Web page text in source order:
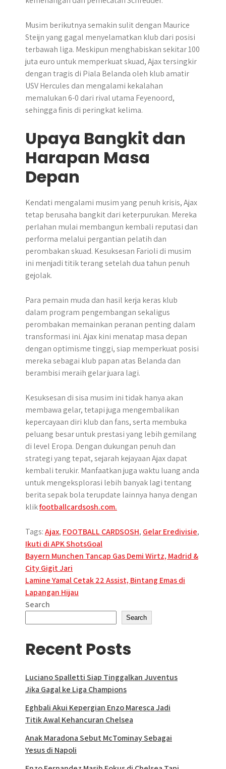
Musim berikutnya semakin sulit dengan Maurice
Steijn yang gagal menyelamatkan klub dari posisi
terbawah liga. Meskipun menghabiskan sekitar 100
juta euro untuk memperkuat skuad, Ajax tersingkir
dengan tragis di Piala Belanda oleh klub amatir
USV Hercules dan mengalami kekalahan
memalukan 6-0 dari rival utama Feyenoord,
sehingga finis di peringkat kelima.
Upaya Bangkit dan
Harapan Masa
Depan
Kendati mengalami musim yang penuh krisis, Ajax
tetap berusaha bangkit dari keterpurukan. Mereka
perlahan mulai membangun kembali reputasi dan
performa melalui pergantian pelatih dan
perombakan skuad. Kesuksesan Farioli di musim
ini menjadi titik terang setelah dua tahun penuh
gejolak.
Para pemain muda dan hasil kerja keras klub
dalam program pengembangan sekaligus
perombakan memainkan peranan penting dalam
transformasi ini. Ajax kini menatap masa depan
dengan optimisme tinggi, siap memperkuat posisi
mereka sebagai klub papan atas Belanda dan
berambisi meraih gelar juara lagi.
Kesuksesan di sisa musim ini tidak hanya akan
membawa gelar, tetapi juga mengembalikan
kepercayaan diri klub dan fans, serta membuka
peluang besar untuk prestasi yang lebih gemilang
di level Eropa. Dengan dukungan penuh dan
strategi yang tepat, sejarah kejayaan Ajax dapat
kembali terukir. Manfaatkan juga waktu luang anda
untuk mengeksplorasi lebih banyak lagi tentang
berita sepak bola terupdate lainnya hanya dengan
klikfootballcardsosh.com.
Tags:Ajax, FOOTBALL CARDSOSH, Gelar Eredivisie,
Ikuti di APK ShotsGoal
Post
navigation
Bayern Munchen Tancap Gas Demi Wirtz, Madrid &
City Gigit Jari
Lamine Yamal Cetak 22 Assist, Bintang Emas di
Lapangan Hijau
Search
Search
Recent Posts
Luciano Spalletti Siap Tinggalkan Juventus
Jika Gagal ke Liga Champions
Eghbali Akui Kepergian Enzo Maresca Jadi
Titik Awal Kehancuran Chelsea
Anak Maradona Sebut McTominay Sebagai
Yesus di Napoli